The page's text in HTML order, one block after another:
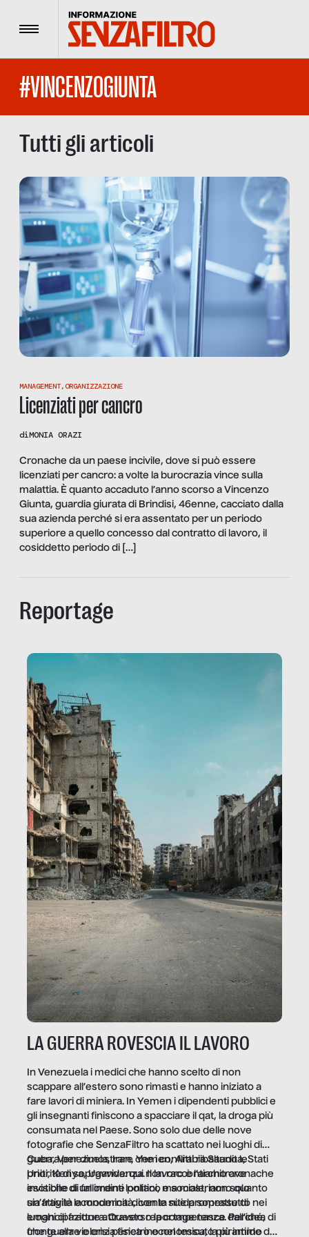
Menu
#VINCENZOGIUNTA
Tutti gli articoli
MANAGEMENT,ORGANIZZAZIONE
Licenziati per cancro
diMONIA ORAZI
Cronache da un paese incivile, dove si può essere
licenziati per cancro: a volte la burocrazia vince sulla
malattia. È quanto accaduto l’anno scorso a Vincenzo
Giunta, guardia giurata di Brindisi, 46enne, cacciato dalla
sua azienda perché si era assentato per un periodo
superiore a quello concesso dal contratto di lavoro, il
cosiddetto periodo di […]
Reportage
LA GUERRA ROVESCIA IL LAVORO
In Venezuela i medici che hanno scelto di non
scappare all’estero sono rimasti e hanno iniziato a
fare lavori di miniera. In Yemen i dipendenti pubblici e
gli insegnanti finiscono a spacciare il qat, la droga più
consumata nel Paese. Sono solo due delle nove
fotografie che SenzaFiltro ha scattato nei luoghi di
guerra per dimostrare che i conflitti ribaltano le
priorità di sopravvivenza. Il lavoro è l’architrave
invisibile di un ordine politico e sociale, non solo
un’attività economica: diventa nitida soprattutto nei
luoghi di frattura. Questo reportage nasce dall’idea
che guerre e crisi penetrino nel tessuto più intimo
Cuba, Venezuela, Iran, Yemen, Arabia Saudita, Stati
Uniti, Kenya, Uganda: qui non raccontiamo cronache
esotiche di fallimenti lontani, ma mostriamo quanto
sia fragile la modernità, con le sue promesse di
emancipazione attraverso la competenza. Perché, di
fronte alla violenza fisica o economica, la piramide del